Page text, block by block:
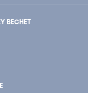
BECHET